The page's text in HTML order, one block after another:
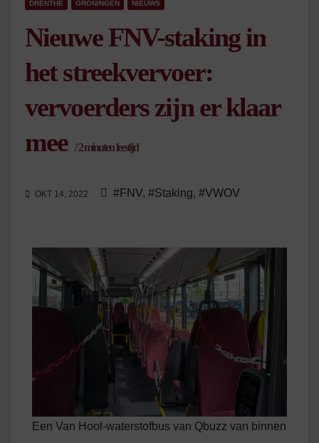
DRENTHE GRONINGEN NIEUWS
Nieuwe FNV-staking in
het streekvervoer:
vervoerders zijn er klaar
mee /2minuten leestijd
OKT 14, 2022 #FNV, #Staking, #VWOV
Een Van Hool-waterstofbus van Qbuzz van binnen